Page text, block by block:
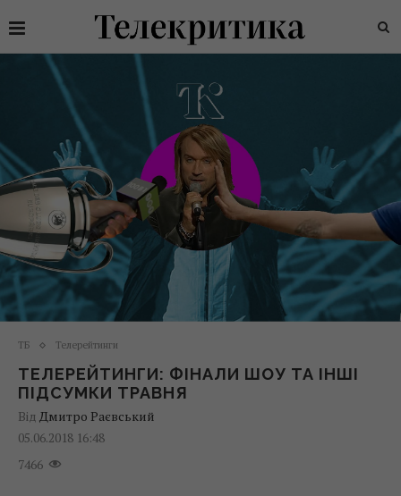
ТБ Телерейтинги
ТЕЛЕРЕЙТИНГИ: ФІНАЛИ ШОУ ТА ІНШІ
ПІДСУМКИ ТРАВНЯ
Від Дмитро Раєвський
05.06.2018 16:48
7466